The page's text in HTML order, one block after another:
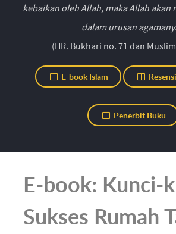
kebaikan oleh Allah, maka Allah akan
dalam urusan
(HR. Bukhari no. 71 dan
E-book Islam
Penerbit Buku
E-book: Kunci-
Sukses Rumah